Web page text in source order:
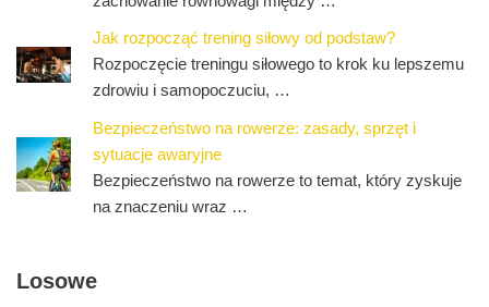
Jak rozpocząć trening siłowy od podstaw?
Rozpoczęcie treningu siłowego to krok ku lepszemu
zdrowiu i samopoczuciu, …
Bezpieczeństwo na rowerze: zasady, sprzęt i
sytuacje awaryjne
Bezpieczeństwo na rowerze to temat, który zyskuje
na znaczeniu wraz …
Losowe